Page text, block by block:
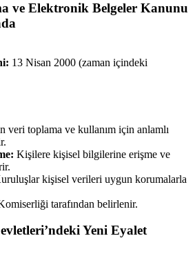
ve Elektronik Belgeler Kanunu
13 Nisan 2000 (zaman içindeki
veri toplama ve kullanım için anlamlı
Kişilere kişisel bilgilerine erişme ve
kişisel verileri uygun korumalarla
tarafından belirlenir.
Yeni Eyalet